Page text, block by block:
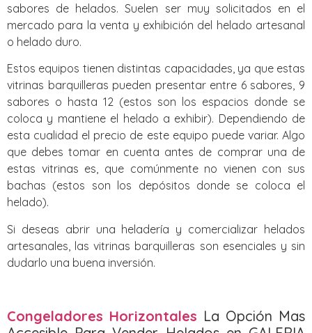
sabores de helados. Suelen ser muy solicitados en el
mercado para la venta y exhibición del helado artesanal
o helado duro.
Estos equipos tienen distintas capacidades, ya que estas
vitrinas barquilleras pueden presentar entre 6 sabores, 9
sabores o hasta 12 (estos son los espacios donde se
coloca y mantiene el helado a exhibir). Dependiendo de
esta cualidad el precio de este equipo puede variar. Algo
que debes tomar en cuenta antes de comprar una de
estas vitrinas es, que comúnmente no vienen con sus
bachas (estos son los depósitos donde se coloca el
helado).
Si deseas abrir una heladería y comercializar helados
artesanales, las vitrinas barquilleras son esenciales y sin
dudarlo una buena inversión.
Congeladores Horizontales La Opción Mas